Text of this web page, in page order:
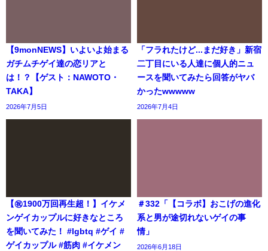
【9monNEWS】いよいよ始まる
ガチムチゲイ達の恋リアと
は！？【ゲスト：NAWOTO・
TAKA】
2026年7月5日
「フラれたけど...まだ好き」新宿
二丁目にいる人達に個人的ニュ
ースを聞いてみたら回答がヤバ
かったwwwww
2026年7月4日
【㊗️1900万回再生超！】イケメ
ンゲイカップルに好きなところ
を聞いてみた！ #lgbtq #ゲイ #
ゲイカップル #筋肉 #イケメン
＃332「【コラボ】おこげの進化
系と男が途切れないゲイの事
情」
2026年6月18日